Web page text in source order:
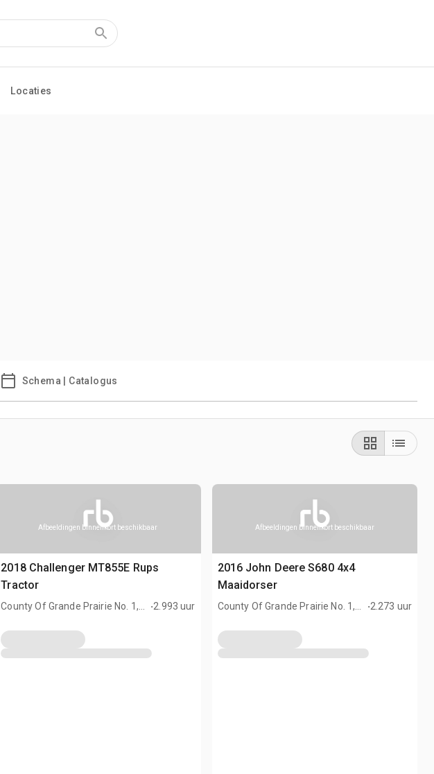
Locaties
Schema | Catalogus
Afbeeldingen binnenkort beschikbaar
2018 Challenger MT855E Rups
Tractor
County Of Grande Prairie No. 1,
.2.993 uur
Afbeeldingen binnenkort beschikbaar
2016 John Deere S680 4x4
Maaidorser
County Of Grande Prairie No. 1,
.2.273 uur